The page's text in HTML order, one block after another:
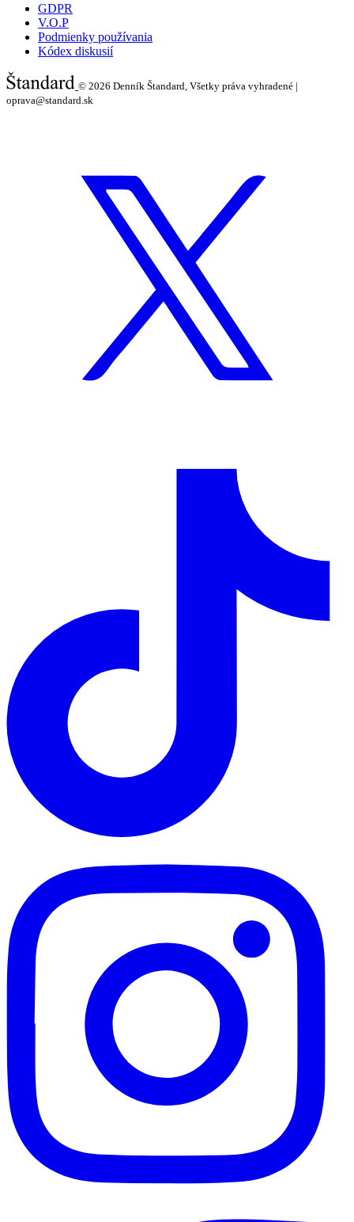
GDPR
V.O.P
Podmienky používania
Kódex diskusií
© 2026 Denník Štandard, Všetky práva vyhradené |
oprava@standard.sk